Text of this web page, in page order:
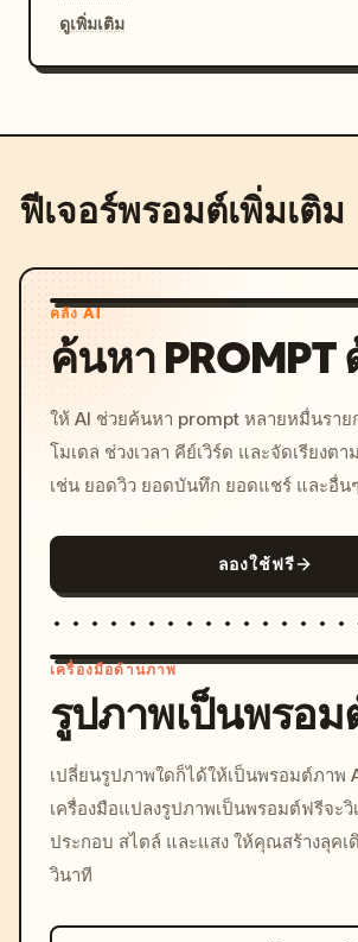
ดูเพิ่มเติม
ฟีเจอร์พรอมต์เพิ่มเติม
คลัง AI
ค้นหา PROMPT
ให้ AI ช่วยค้นหา prompt หลายหมื่นราย
โมเดล ช่วงเวลา คีย์เวิร์ด และจัดเรียงต
เช่น ยอดวิว ยอดบันทึก ยอดแชร์ และอื่นๆ
ลองใช้ฟรี
c,
colors,
เครื่องมือด้านภาพ
รูปภาพเป็นพรอม
เปลี่ยนรูปภาพใดก็ได้ให้เป็นพรอมต์ภาพ
เครื่องมือแปลงรูปภาพเป็นพรอมต์ฟรีจะวิ
ประกอบ สไตล์ และแสง ให้คุณสร้างลุคเ
วินาที